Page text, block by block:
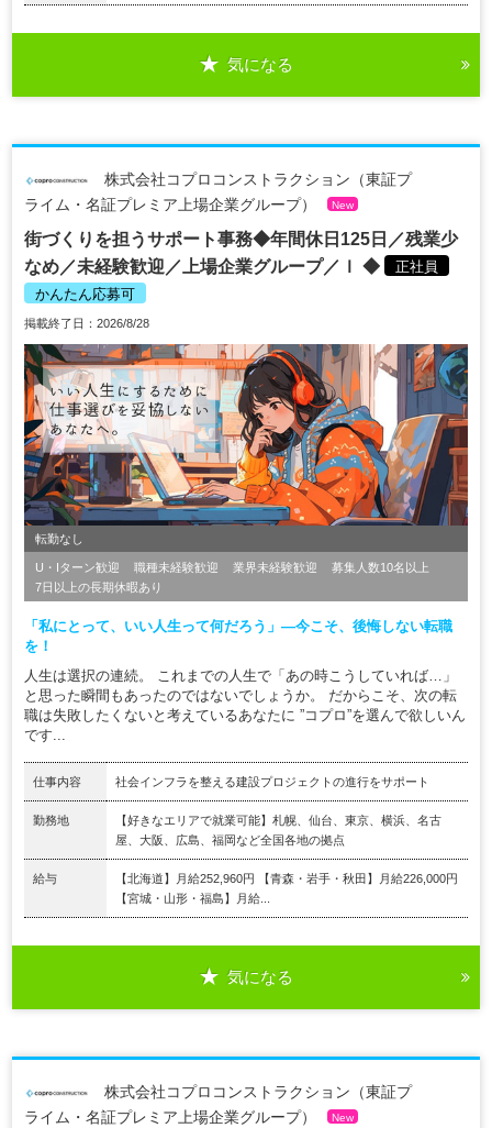
気になる
株式会社コプロコンストラクション（東証プ
ライム・名証プレミア上場企業グループ）
New
街づくりを担うサポート事務◆年間休日125日／残業少
なめ／未経験歓迎／上場企業グループ／ｌ ◆
正社員
かんたん応募可
掲載終了日：2026/8/28
転勤なし
U・Iターン歓迎 職種未経験歓迎 業界未経験歓迎
募集人数10名以上
7日以上の長期休暇あり
「私にとって、いい人生って何だろう」―今こそ、後悔しない転職
を！
人生は選択の連続。 これまでの人生で「あの時こうしていれば…」
と思った瞬間もあったのではないでしょうか。 だからこそ、次の転
職は失敗したくないと考えているあなたに ”コプロ”を選んで欲しいん
です...
仕事内容 社会インフラを整える建設プロジェクトの進行をサポート
勤務地
【好きなエリアで就業可能】札幌、仙台、東京、横浜、名古
屋、大阪、広島、福岡など全国各地の拠点
給与
【北海道】月給252,960円 【青森・岩手・秋田】月給226,000円
【宮城・山形・福島】月給...
気になる
株式会社コプロコンストラクション（東証プ
ライム・名証プレミア上場企業グループ）
New